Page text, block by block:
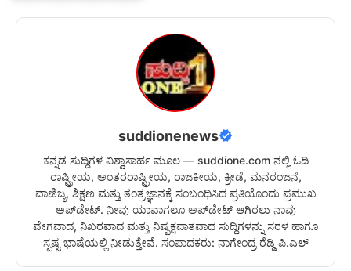
suddionenews
ಕನ್ನಡ ಸುದ್ದಿಗಳ ವಿಶ್ವಾಸಾರ್ಹ ಮೂಲ — suddione.com ನಲ್ಲಿ ಓದಿ
ರಾಷ್ಟ್ರೀಯ, ಅಂತರರಾಷ್ಟ್ರೀಯ, ರಾಜಕೀಯ, ಕ್ರೀಡೆ, ಮನರಂಜನೆ,
ವಾಣಿಜ್ಯ, ಶಿಕ್ಷಣ ಮತ್ತು ತಂತ್ರಜ್ಞಾನಕ್ಕೆ ಸಂಬಂಧಿಸಿದ ಪ್ರತಿಯೊಂದು ಪ್ರಮುಖ
ಅಪ್‌ಡೇಟ್. ನೀವು ಯಾವಾಗಲೂ ಅಪ್‌ಡೇಟ್ ಆಗಿರಲು ನಾವು
ವೇಗವಾದ, ನಿಖರವಾದ ಮತ್ತು ನಿಷ್ಪಕ್ಷಪಾತವಾದ ಸುದ್ದಿಗಳನ್ನು ಸರಳ ಹಾಗೂ
ಸ್ಪಷ್ಟ ಭಾಷೆಯಲ್ಲಿ ನೀಡುತ್ತೇವೆ. ಸಂಪಾದಕರು: ನಾಗೇಂದ್ರ ರೆಡ್ಡಿ ಪಿ.ಎಲ್